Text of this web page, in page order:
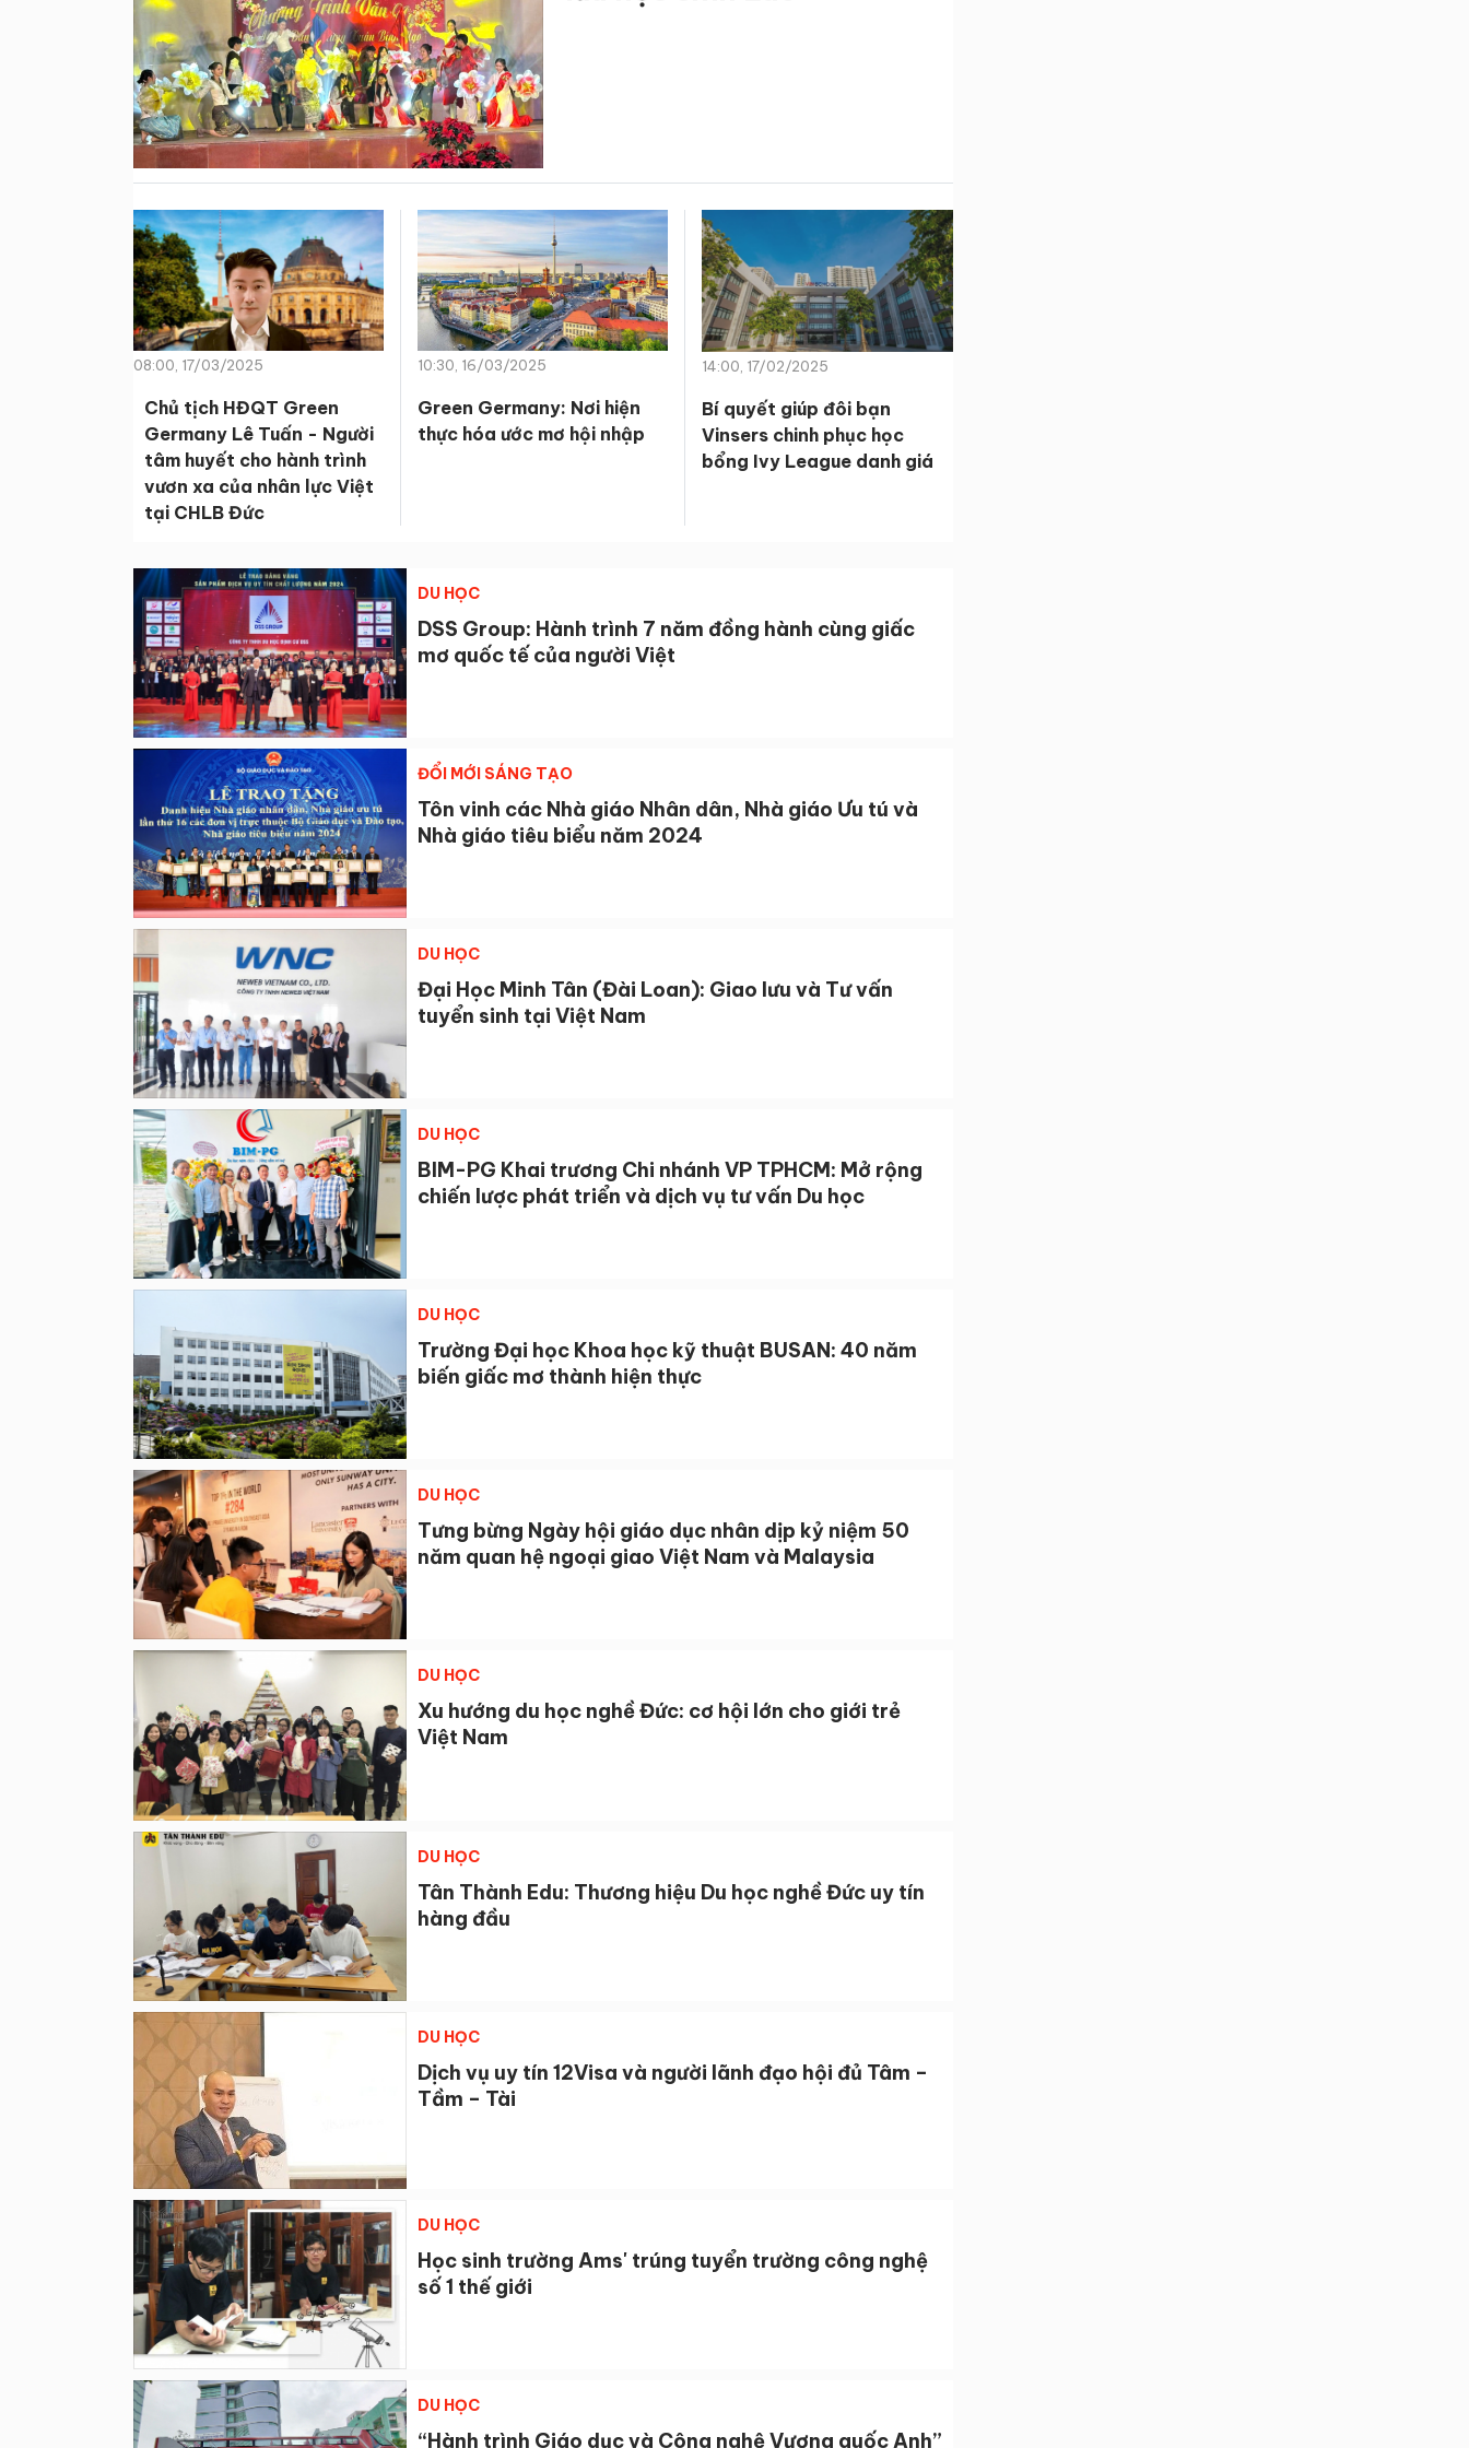
08:00, 17/03/2025
Chủ tịch HĐQT Green
Germany Lê Tuấn - Người
tâm huyết cho hành trình
vươn xa của nhân lực Việt
tại CHLB Đức
10:30, 16/03/2025
Green Germany: Nơi hiện
thực hóa ước mơ hội nhập
14:00, 17/02/2025
Bí quyết giúp đôi bạn
Vinsers chinh phục học
bổng Ivy League danh giá
DU HỌC
DSS Group: Hành trình 7 năm đồng hành cùng giấc
mơ quốc tế của người Việt
ĐỔI MỚI SÁNG TẠO
Tôn vinh các Nhà giáo Nhân dân, Nhà giáo Ưu tú và
Nhà giáo tiêu biểu năm 2024
DU HỌC
Đại Học Minh Tân (Đài Loan): Giao lưu và Tư vấn
tuyển sinh tại Việt Nam
DU HỌC
BIM-PG Khai trương Chi nhánh VP TPHCM: Mở rộng
chiến lược phát triển và dịch vụ tư vấn Du học
DU HỌC
Trường Đại học Khoa học kỹ thuật BUSAN: 40 năm
biến giấc mơ thành hiện thực
DU HỌC
Tưng bừng Ngày hội giáo dục nhân dịp kỷ niệm 50
năm quan hệ ngoại giao Việt Nam và Malaysia
DU HỌC
Xu hướng du học nghề Đức: cơ hội lớn cho giới trẻ
Việt Nam
DU HỌC
Tân Thành Edu: Thương hiệu Du học nghề Đức uy tín
hàng đầu
DU HỌC
Dịch vụ uy tín 12Visa và người lãnh đạo hội đủ Tâm –
Tầm – Tài
DU HỌC
Học sinh trường Ams' trúng tuyển trường công nghệ
số 1 thế giới
DU HỌC
“Hành trình Giáo dục và Công nghệ Vương quốc Anh”